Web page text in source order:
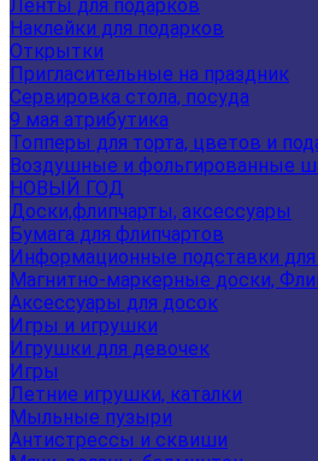
Ленты для подарков
Наклейки для подарков
Открытки
Пригласительные на праздник
Сервировка стола, посуда
9 мая атрибутика
Топперы для торта, цветов и
Воздушные и фольгированные
НОВЫЙ ГОД
Доски,флипчарты, аксессуары
Бумага для флипчартов
Информационные подставки для
Магнитно-маркерные доски,
Аксессуары для досок
Игры и игрушки
Игрушки для девочек
Игры
Летние игрушки, каталки
Мыльные пузыри
Антистрессы и сквиши